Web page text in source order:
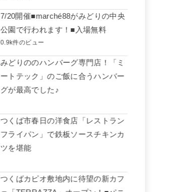
7/20開催■marché88がみどりの中央
公園で行われます！■入場無料
0.9k件のビュー
みどりののハンバーグ専門店！「ミ
ートテック」のご飯に合うハンバー
グが最高でした♪
つくば市春日の洋食店「レストラン
フライパン」で鉄板ソースチキンカ
ツを堪能
つくばカピオ敷地内に待望の新カフ